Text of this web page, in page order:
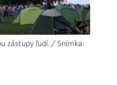
zástupy ľudí. / Snímka: